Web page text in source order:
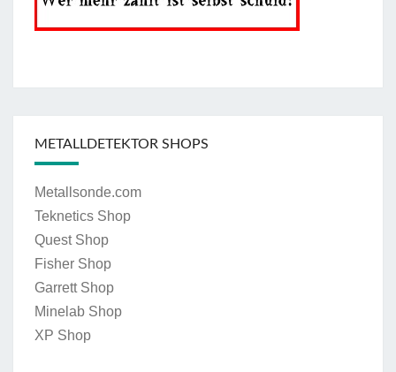
METALLDETEKTOR SHOPS
Metallsonde.com
Teknetics Shop
Quest Shop
Fisher Shop
Garrett Shop
Minelab Shop
XP Shop